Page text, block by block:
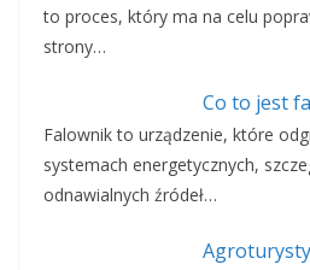
to proces, który ma na celu
strony…
Co to jest
Falownik to urządzenie, które
systemach energetycznych,
odnawialnych źródeł…